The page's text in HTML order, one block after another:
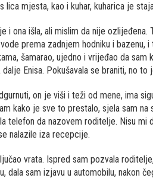
lica mjesta, kao i kuhar, kuharica je
i ona išla, ali mislim da nije ozlijeđena.
prema zadnjem hodniku i bazenu,
šamarao, ujedno i vrijeđao da sam
Enisa. Pokušavala se braniti, no to
on je viši i teži od mene, ima
kako je sve to prestalo, sjela sam na
telefon da nazovem roditelje. Nisu mi
nalazile iza recepcije.
vrata. Ispred sam pozvala
dala sam izjavu u automobilu, nakon